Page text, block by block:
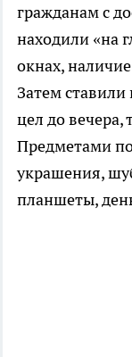
гражданам с
находили «на
окнах,
Затем
цел до вечера,
Предметами
украшения,
планшеты,